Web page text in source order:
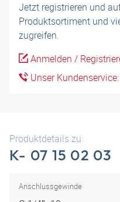
Jetzt registrieren und
Produktsortiment und
zugreifen.
Anmelden /
Unser
Produktdetails zu
K- 07 15 02 03
Anschlussgewinde